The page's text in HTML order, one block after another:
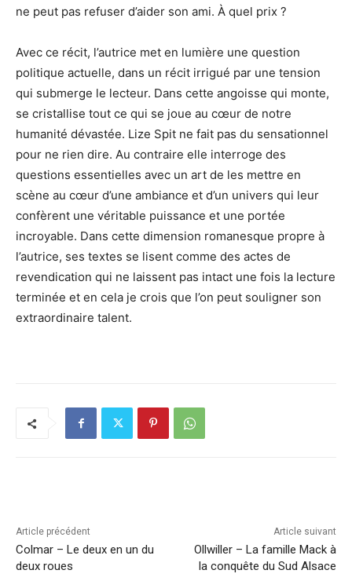
ne peut pas refuser d’aider son ami. À quel prix ?
Avec ce récit, l’autrice met en lumière une question
politique actuelle, dans un récit irrigué par une tension
qui submerge le lecteur. Dans cette angoisse qui monte,
se cristallise tout ce qui se joue au cœur de notre
humanité dévastée. Lize Spit ne fait pas du sensationnel
pour ne rien dire. Au contraire elle interroge des
questions essentielles avec un art de les mettre en
scène au cœur d’une ambiance et d’un univers qui leur
confèrent une véritable puissance et une portée
incroyable. Dans cette dimension romanesque propre à
l’autrice, ses textes se lisent comme des actes de
revendication qui ne laissent pas intact une fois la lecture
terminée et en cela je crois que l’on peut souligner son
extraordinaire talent.
Article précédent
Colmar – Le deux en un du
deux roues
Article suivant
Ollwiller – La famille Mack à
la conquête du Sud Alsace